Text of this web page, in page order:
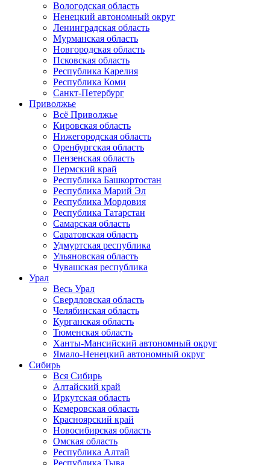
Вологодская область
Ненецкий автономный округ
Ленинградская область
Мурманская область
Новгородская область
Псковская область
Республика Карелия
Республика Коми
Санкт-Петербург
Приволжье
Всё Приволжье
Кировская область
Нижегородская область
Оренбургская область
Пензенская область
Пермский край
Республика Башкортостан
Республика Марий Эл
Республика Мордовия
Республика Татарстан
Самарская область
Саратовская область
Удмуртская республика
Ульяновская область
Чувашская республика
Урал
Весь Урал
Свердловская область
Челябинская область
Курганская область
Тюменская область
Ханты-Мансийский автономный округ
Ямало-Ненецкий автономный округ
Сибирь
Вся Сибирь
Алтайский край
Иркутская область
Кемеровская область
Красноярский край
Новосибирская область
Омская область
Республика Алтай
Республика Тыва